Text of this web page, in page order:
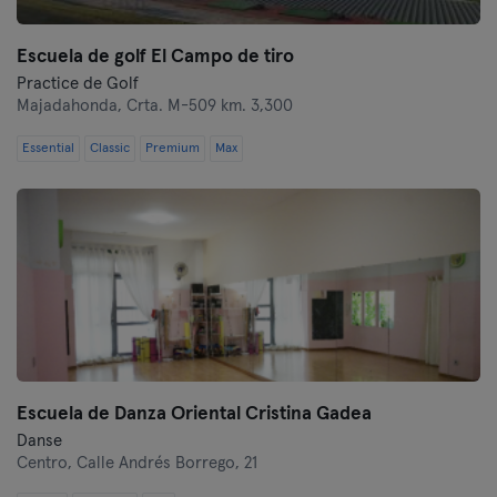
Escuela de golf El Campo de tiro
Practice de Golf
Majadahonda, Crta. M-509 km. 3,300
Essential Classic Premium Max
Escuela de Danza Oriental Cristina Gadea
Danse
Centro, Calle Andrés Borrego, 21